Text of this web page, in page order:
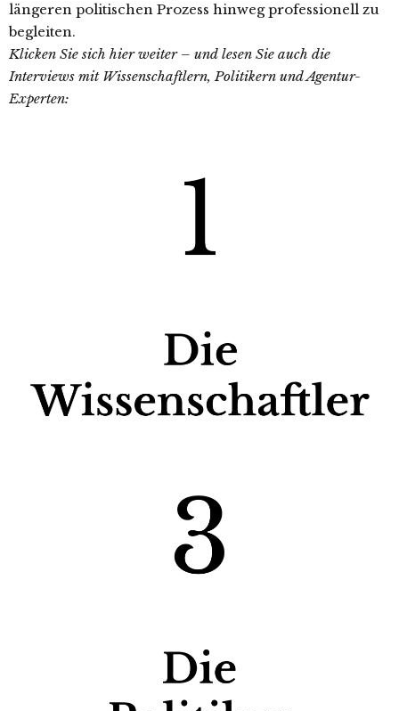
längeren politischen Prozess hinweg professionell zu
begleiten.
Klicken Sie sich hier weiter – und lesen Sie auch die
Interviews mit Wissenschaftlern, Politikern und Agentur-
Experten: